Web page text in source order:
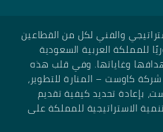
والفني لكل من القطاعين
للمملكة العربية السعودية
رؤية 2030 وأهدافها وغاياتها. وفي قلب هذه
كاوست – المنارة للتطوير،
بإعادة تحديد كيفية تقديم
الاستراتيجية للمملكة على